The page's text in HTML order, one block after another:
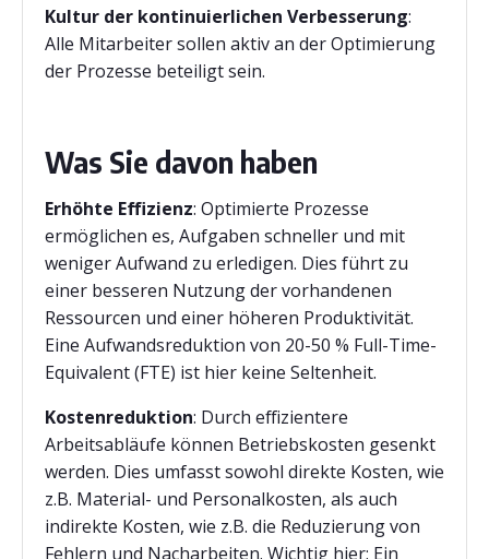
Kultur der kontinuierlichen Verbesserung:
Alle Mitarbeiter sollen aktiv an der Optimierung
der Prozesse beteiligt sein.
Was Sie davon haben
Erhöhte Effizienz: Optimierte Prozesse
ermöglichen es, Aufgaben schneller und mit
weniger Aufwand zu erledigen. Dies führt zu
einer besseren Nutzung der vorhandenen
Ressourcen und einer höheren Produktivität.
Eine Aufwandsreduktion von 20-50 % Full-Time-
Equivalent (FTE) ist hier keine Seltenheit.
Kostenreduktion: Durch effizientere
Arbeitsabläufe können Betriebskosten gesenkt
werden. Dies umfasst sowohl direkte Kosten, wie
z.B. Material- und Personalkosten, als auch
indirekte Kosten, wie z.B. die Reduzierung von
Fehlern und Nacharbeiten. Wichtig hier: Ein